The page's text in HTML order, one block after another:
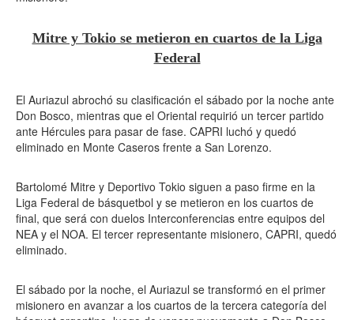
Mitre y Tokio se metieron en cuartos de la Liga
Federal
El Auriazul abrochó su clasificación el sábado por la noche ante
Don Bosco, mientras que el Oriental requirió un tercer partido
ante Hércules para pasar de fase. CAPRI luchó y quedó
eliminado en Monte Caseros frente a San Lorenzo.
Bartolomé Mitre y Deportivo Tokio siguen a paso firme en la
Liga Federal de básquetbol y se metieron en los cuartos de
final, que será con duelos Interconferencias entre equipos del
NEA y el NOA. El tercer representante misionero, CAPRI, quedó
eliminado.
El sábado por la noche, el Auriazul se transformó en el primer
misionero en avanzar a los cuartos de la tercera categoría del